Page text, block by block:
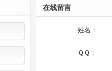
在线留言
姓名：
ＱＱ：